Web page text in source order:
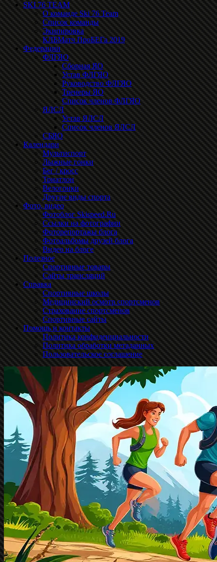
SKI 76 TEAM
О команде Ski 76 Team
Список команды
Экипировка
КЛБМатч ПроБЕГа 2019
Федерации
ФЛГЯО
Сборная ЯО
Устав ФЛГЯО
Руководство ФЛГЯО
Тренеры ЯО
Список членов ФЛГЯО
ЯЛСЛ
Устав ЯЛСЛ
Список членов ЯЛСЛ
СБЯО
Календари
Мультиспорт
Лыжные гонки
Бег / кросс
Триатлон
Велогонки
Другие виды спорта
Фото, видео
Фотоблог Skispeed.Ru
Ссылки на фотографии
Фоторепортажы блога
Фотоальбомы друзей блога
Видео на блоге
Полезное
Спортивные товары
Сайты трансляций
Справка
Спортивные школы
Медицинский осмотр спортсменов
Страхование спортсменов
Спортивные сайты
Помощь и контакты
Политика конфиденциальности
Политика обработки метаданных
Пользовательское соглашение